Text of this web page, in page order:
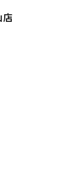
店